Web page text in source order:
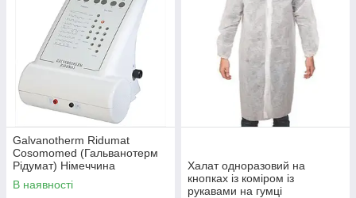
Galvanotherm Ridumat
Cosomomed (Гальванотерм
Рідумат) Німеччина
В наявності
Халат одноразовий на
кнопках із коміром із
рукавами на гумці